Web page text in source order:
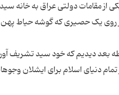
مقامات دولتی عراق به خانه
بعد دیدیم که خود سید تشریف
دنیای اسلام برای ایشلان